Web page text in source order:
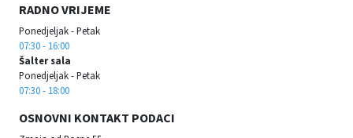
RADNO VRIJEME
Ponedjeljak - Petak
07:30 - 16:00
Šalter sala
Ponedjeljak - Petak
07:30 - 18:00
OSNOVNI KONTAKT PODACI